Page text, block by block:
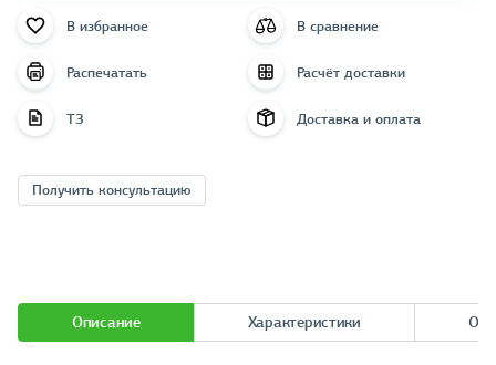
В избранное В сравнение
Распечатать Расчёт доставки
ТЗ Доставка и оплата
Получить консультацию
Описание Характеристики